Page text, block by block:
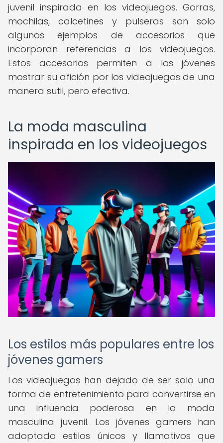
juvenil inspirada en los videojuegos. Gorras,
mochilas, calcetines y pulseras son solo
algunos ejemplos de accesorios que
incorporan referencias a los videojuegos.
Estos accesorios permiten a los jóvenes
mostrar su afición por los videojuegos de una
manera sutil, pero efectiva.
La moda masculina
inspirada en los videojuegos
Los estilos más populares entre los
jóvenes gamers
Los videojuegos han dejado de ser solo una
forma de entretenimiento para convertirse en
una influencia poderosa en la moda
masculina juvenil. Los jóvenes gamers han
adoptado estilos únicos y llamativos que